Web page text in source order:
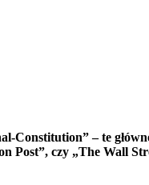
– te
czy „The Wall